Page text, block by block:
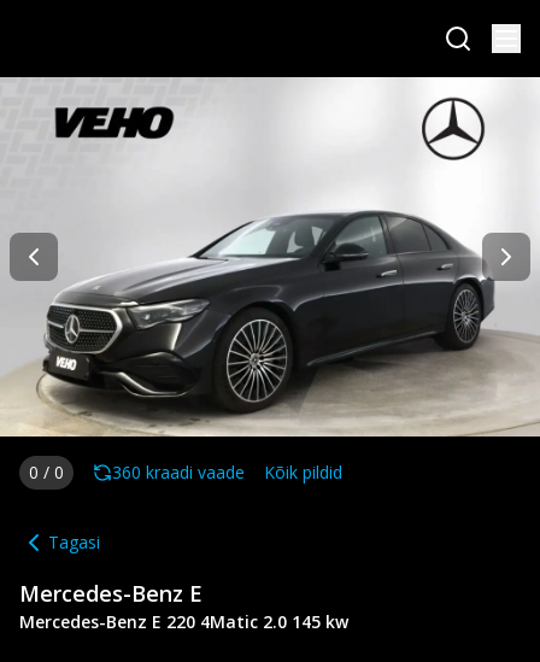
0 / 0 360 kraadi vaade Kõik pildid
Tagasi
Mercedes-Benz E
Mercedes-Benz E 220 4Matic 2.0 145 kw